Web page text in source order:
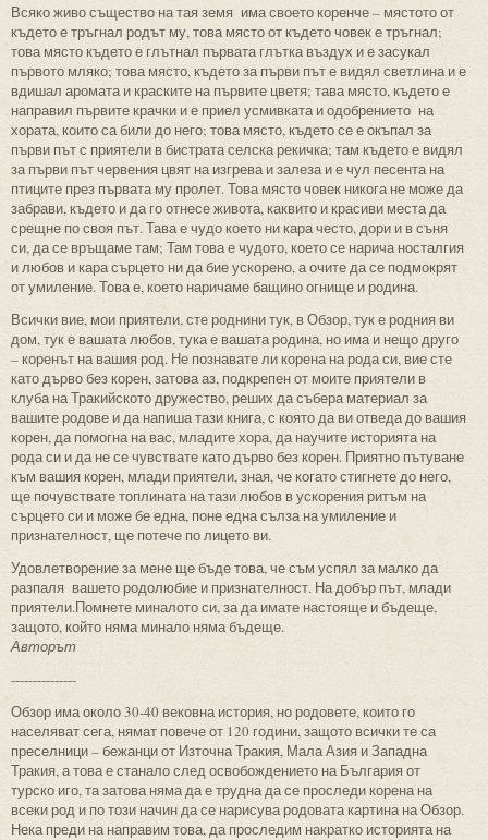
Всяко живо същество на тая земя има своето коренче – мястото от
където е тръгнал родът му, това място от където човек е тръгнал;
това място където е глътнал първата глътка въздух и е засукал
първото мляко; това място, където за първи път е видял светлина и е
вдишал аромата и краските на първите цветя; тава място, където е
направил първите крачки и е приел усмивката и одобрението на
хората, които са били до него; това място, където се е окъпал за
първи път с приятели в бистрата селска рекичка; там където е видял
за първи път червения цвят на изгрева и залеза и е чул песента на
птиците през първата му пролет. Това място човек никога не може да
забрави, където и да го отнесе живота, каквито и красиви места да
срещне по своя път. Тава е чудо което ни кара често, дори и в съня
си, да се връщаме там; Там това е чудото, което се нарича носталгия
и любов и кара сърцето ни да бие ускорено, а очите да се подмокрят
от умиление. Това е, което наричаме бащино огнище и родина.
Всички вие, мои приятели, сте роднини тук, в Обзор, тук е родния ви
дом, тук е вашата любов, тука е вашата родина, но има и нещо друго
– коренът на вашия род. Не познавате ли корена на рода си, вие сте
като дърво без корен, затова аз, подкрепен от моите приятели в
клуба на Тракийското дружество, реших да събера материал за
вашите родове и да напиша тази книга, с която да ви отведа до вашия
корен, да помогна на вас, младите хора, да научите историята на
рода си и да не се чувствате като дърво без корен. Приятно пътуване
към вашия корен, млади приятели, зная, че когато стигнете до него,
ще почувствате топлината на тази любов в ускорения ритъм на
сърцето си и може бе една, поне една сълза на умиление и
признателност, ще потече по лицето ви.
Удовлетворение за мене ще бъде това, че съм успял за малко да
разпаля вашето родолюбие и признателност. На добър път, млади
приятели.Помнете миналото си, за да имате настояще и бъдеще,
защото, който няма минало няма бъдеще.
Авторът
---------------
Обзор има около 30-40 вековна история, но родовете, които го
населяват сега, нямат повече от 120 години, защото всички те са
преселници – бежанци от Източна Тракия, Мала Азия и Западна
Тракия, а това е станало след освобождението на България от
турско иго, та затова няма да е трудна да се проследи корена на
всеки род и по този начин да се нарисува родовата картина на Обзор.
Нека преди на направим това, да проследим накратко историята на